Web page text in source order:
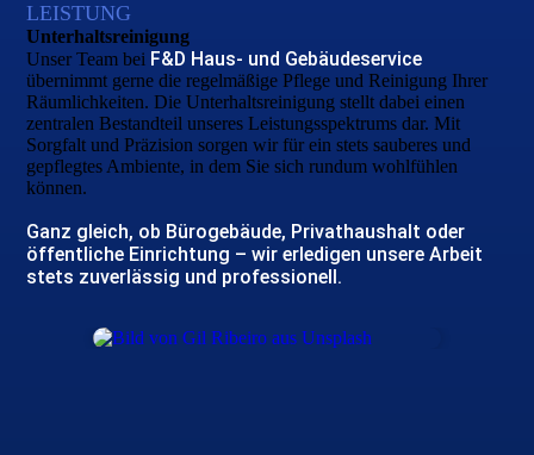
LEISTUNG
Unterhalts­reinigung
Unser Team bei F&D Haus- und Gebäudeservice
übernimmt gerne die regel­mäßige Pflege und Reinigung Ihrer
Räumlichkeiten. Die Unterhalts­reini­gung stellt dabei einen
zentralen Bestandteil unseres Leistungs­spektrums dar. Mit
Sorgfalt und Präzision sorgen wir für ein stets sauberes und
gepflegtes Ambiente, in dem Sie sich rundum wohlfühlen
können.
Ganz gleich, ob Bürogebäude, Privathaushalt oder
öffentliche Einrichtung – wir erledigen unsere Arbeit
stets zuverlässig und professionell.